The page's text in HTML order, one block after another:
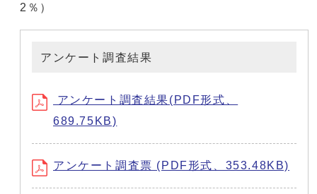
2％）
アンケート調査結果
アンケート調査結果(PDF形式、
689.75KB)
アンケート調査票 (PDF形式、353.48KB)